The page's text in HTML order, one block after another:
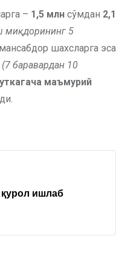
– 1,5 млн сўмдан 2,1
миқдорининг 5
шахсларга эса
(7 баравардан 10
маъмурий
ишлаб